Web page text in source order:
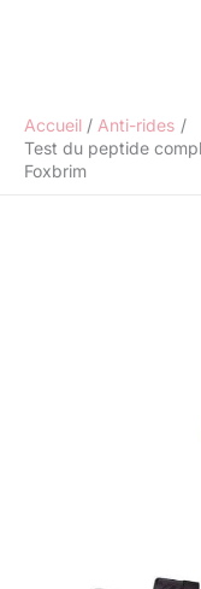
Accueil
Anti-rides
Test du peptide
Foxbrim